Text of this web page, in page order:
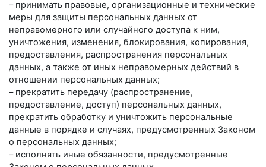
– принимать правовые, организационные и технические
меры для защиты персональных данных от
неправомерного или случайного доступа к ним,
уничтожения, изменения, блокирования, копирования,
предоставления, распространения персональных
данных, а также от иных неправомерных действий в
отношении персональных данных;
– прекратить передачу (распространение,
предоставление, доступ) персональных данных,
прекратить обработку и уничтожить персональные
данные в порядке и случаях, предусмотренных Законом
о персональных данных;
– исполнять иные обязанности, предусмотренные